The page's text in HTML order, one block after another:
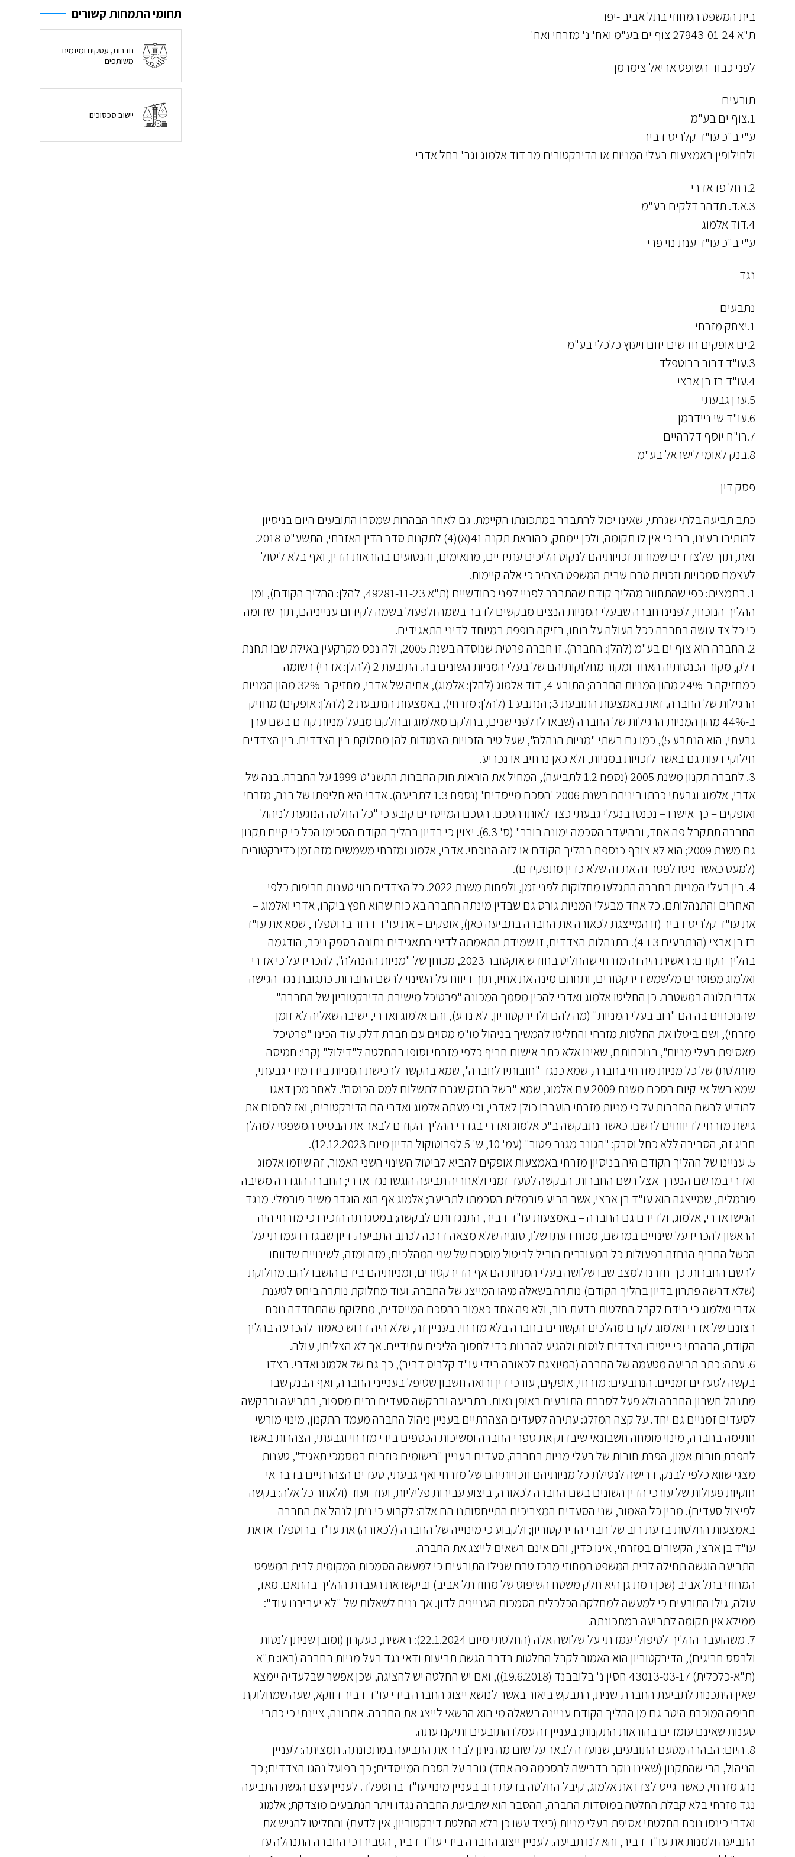
בית המשפט המחוזי בתל אביב -יפו
ת"א 27943-01-24 צוף ים בע"מ ואח' נ' מזרחי ואח'
לפני כבוד השופט אריאל צימרמן
תובעים
1.צוף ים בע"מ
ע"י ב"כ עו"ד קלריס דביר
ולחילופין באמצעות בעלי המניות או הדירקטורים מר דוד אלמוג וגב' רחל אדרי
2.רחל פז אדרי
3.א.ד. תדהר דלקים בע"מ
4.דוד אלמוג
ע"י ב"כ עו"ד ענת נוי פרי
נגד
נתבעים
1.יצחק מזרחי
2.ים אופקים חדשים יזום ויעוץ כלכלי בע"מ
3.עו"ד דרור ברוטפלד
4.עו"ד רז בן ארצי
5.ערן גבעתי
6.עו"ד שי ניידרמן
7.רו"ח יוסף דלרהיים
8.בנק לאומי לישראל בע"מ
פסק דין
כתב תביעה בלתי שגרתי, שאינו יכול להתברר במתכונתו הקיימת. גם לאחר הבהרות שמסרו התובעים היום בניסיון
להותירו בעינו, ברי כי אין לו תקומה, ולכן יימחק, כהוראת תקנה 41(א)(4) לתקנות סדר הדין האזרחי, התשע"ט-2018.
זאת, תוך שלצדדים שמורות זכויותיהם לנקוט הליכים עתידיים, מתאימים, והנטועים בהוראות הדין, ואף בלא ליטול
לעצמם סמכויות וזכויות טרם שבית המשפט הצהיר כי אלה קיימות.
1. בתמצית: כפי שהתחוור מהליך קודם שהתברר לפניי לפני כחודשיים (ת"א 49281-11-23, להלן: ההליך הקודם), ומן
ההליך הנוכחי, לפנינו חברה שבעלי המניות הנצים מבקשים לדבר בשמה ולפעול בשמה לקידום ענייניהם, תוך שדומה
כי כל צד עושה בחברה ככל העולה על רוחו, בזיקה רופפת במיוחד לדיני התאגידים.
2. החברה היא צוף ים בע"מ (להלן: החברה). זו חברה פרטית שנוסדה בשנת 2005, ולה נכס מקרקעין באילת שבו תחנת
דלק, מקור הכנסותיה האחד ומקור מחלוקותיהם של בעלי המניות השונים בה. התובעת 2 (להלן: אדרי) רשומה
כמחזיקה ב-24% מהון המניות החברה; התובע 4, דוד אלמוג (להלן: אלמוג), אחיה של אדרי, מחזיק ב-32% מהון המניות
הרגילות של החברה, זאת באמצעות התובעת 3; הנתבע 1 (להלן: מזרחי), באמצעות הנתבעת 2 (להלן: אופקים) מחזיק
ב-44% מהון המניות הרגילות של החברה (שבאו לו לפני שנים, בחלקם מאלמוג ובחלקם מבעל מניות קודם בשם ערן
גבעתי, הוא הנתבע 5), כמו גם בשתי "מניות הנהלה", שעל טיב הזכויות הצמודות להן מחלוקת בין הצדדים. בין הצדדים
חילוקי דעות גם באשר לזכויות במניות, ולא כאן נרחיב או נכריע.
3. לחברה תקנון משנת 2005 (נספח 1.2 לתביעה), המחיל את הוראות חוק החברות התשנ"ט-1999 על החברה. בנה של
אדרי, אלמוג וגבעתי כרתו ביניהם בשנת 2006 'הסכם מייסדים' (נספח 1.3 לתביעה). אדרי היא חליפתו של בנה, מזרחי
ואופקים – כך אישרו – נכנסו בנעלי גבעתי כצד לאותו הסכם. הסכם המייסדים קובע כי "כל החלטה הנוגעת לניהול
החברה תתקבל פה אחד, ובהיעדר הסכמה ימונה בורר" (ס' 6.3). יצוין כי בדיון בהליך הקודם הסכימו הכל כי קיים תקנון
גם משנת 2009; הוא לא צורף כנספח בהליך הקודם או לזה הנוכחי. אדרי, אלמוג ומזרחי משמשים מזה זמן כדירקטורים
(למעט כאשר ניסו לפטר זה את זה שלא כדין מתפקידם).
4. בין בעלי המניות בחברה התגלעו מחלוקות לפני זמן, ולפחות משנת 2022. כל הצדדים רווי טענות חריפות כלפי
האחרים והתנהלותם. כל אחד מבעלי המניות גורס גם שבדין מינתה החברה בא כוח שהוא חפץ ביקרו, אדרי ואלמוג –
את עו"ד קלריס דביר (זו המייצגת לכאורה את החברה בתביעה כאן), אופקים – את עו"ד דרור ברוטפלד, שמא את עו"ד
רז בן ארצי (הנתבעים 3 ו-4). התנהלות הצדדים, זו שמידת התאמתה לדיני התאגידים נתונה בספק ניכר, הודגמה
בהליך הקודם: ראשית היה זה מזרחי שהחליט בחודש אוקטובר 2023, מכוחן של "מניות ההנהלה", להכריז על כי אדרי
ואלמוג מפוטרים מלשמש דירקטורים, ותחתם מינה את אחיו, תוך דיווח על השינוי לרשם החברות. כתגובת נגד הגישה
אדרי תלונה במשטרה. כן החליטו אלמוג ואדרי להכין מסמך המכונה "פרטיכל מישיבת הדירקטוריון של החברה"
שהנוכחים בה הם "רוב בעלי המניות" (מה להם ולדירקטוריון, לא נדע), והם אלמוג ואדרי, ישיבה שאליה לא זומן
מזרחי), ושם ביטלו את החלטות מזרחי והחליטו להמשיך בניהול מו"מ מסוים עם חברת דלק. עוד הכינו "פרטיכל
מאסיפת בעלי מניות", בנוכחותם, שאינו אלא כתב אישום חריף כלפי מזרחי וסופו בהחלטה ל"דילול" (קרי: חמיסה
מוחלטת) של כל מניות מזרחי בחברה, שמא כנגד "חובותיו לחברה", שמא בהקשר לרכישת המניות בידו מידי גבעתי,
שמא בשל אי-קיום הסכם משנת 2009 עם אלמוג, שמא "בשל הנזק שגרם לתשלום למס הכנסה". לאחר מכן דאגו
להודיע לרשם החברות על כי מניות מזרחי הועברו כולן לאדרי, וכי מעתה אלמוג ואדרי הם הדירקטורים, ואז לחסום את
גישת מזרחי לדיווחים לרשם. כאשר נתבקשה ב"כ אלמוג ואדרי בגדרי ההליך הקודם לבאר את הבסיס המשפטי למהלך
חריג זה, הסבירה ללא כחל וסרק: "הגונב מגנב פטור" (עמ' 10, ש' 5 לפרוטוקול הדיון מיום 12.12.2023).
5. עניינו של ההליך הקודם היה בניסיון מזרחי באמצעות אופקים להביא לביטול השינוי השני האמור, זה שיזמו אלמוג
ואדרי במרשם הנערך אצל רשם החברות. הבקשה לסעד זמני ולאחריה תביעה הוגשו נגד אדרי; החברה הוגדרה משיבה
פורמלית, שמייצגה הוא עו"ד בן ארצי, אשר הביע פורמלית הסכמתו לתביעה; אלמוג אף הוא הוגדר משיב פורמלי. מנגד
הגישו אדרי, אלמוג, ולדידם גם החברה – באמצעות עו"ד דביר, התנגדותם לבקשה; במסגרתה הזכירו כי מזרחי היה
הראשון להכריז על שינויים במרשם, מכוח דעתו שלו, סוגיה שלא מצאה דרכה לכתב התביעה. דיון שבגדרו עמדתי על
הכשל החריף הנחזה בפעולות כל המעורבים הוביל לביטול מוסכם של שני המהלכים, מזה ומזה, לשינויים שדווחו
לרשם החברות. כך חזרנו למצב שבו שלושה בעלי המניות הם אף הדירקטורים, ומניותיהם בידם הושבו להם. מחלוקת
(שלא דרשה פתרון בדיון בהליך הקודם) נותרה בשאלה מיהו המייצג של החברה. ועוד מחלוקת נותרה ביחס לטענת
אדרי ואלמוג כי בידם לקבל החלטות בדעת רוב, ולא פה אחד כאמור בהסכם המייסדים, מחלוקת שהתחדדה נוכח
רצונם של אדרי ואלמוג לקדם מהלכים הקשורים בחברה בלא מזרחי. בעניין זה, שלא היה דרוש כאמור להכרעה בהליך
הקודם, הבהרתי כי ייטיבו הצדדים לנסות ולהגיע להבנות כדי לחסוך הליכים עתידיים. אך לא הצליחו, עולה.
6. עתה: כתב תביעה מטעמה של החברה (המיוצגת לכאורה בידי עו"ד קלריס דביר), כך גם של אלמוג ואדרי. בצדו
בקשה לסעדים זמניים. הנתבעים: מזרחי, אופקים, עורכי דין ורואה חשבון שטיפל בענייני החברה, ואף הבנק שבו
מתנהל חשבון החברה ולא פעל לסברת התובעים באופן נאות. בתביעה ובבקשה סעדים רבים מספור, בתביעה ובבקשה
לסעדים זמניים גם יחד. על קצה המזלג: עתירה לסעדים הצהרתיים בעניין ניהול החברה מעמד התקנון, מינוי מורשי
חתימה בחברה, מינוי מומחה חשבונאי שיבדוק את ספרי החברה ומשיכות הכספים בידי מזרחי וגבעתי, הצהרות באשר
להפרת חובות אמון, הפרת חובות של בעלי מניות בחברה, סעדים בעניין "רישומים כוזבים במסמכי תאגיד", טענות
מצגי שווא כלפי לבנק, דרישה לנטילת כל מניותיהם וזכויותיהם של מזרחי ואף גבעתי, סעדים הצהרתיים בדבר אי
חוקיות פעולות של עורכי הדין השונים בשם החברה לכאורה, ביצוע עבירות פליליות, ועוד ועוד (ולאחר כל אלה: בקשה
לפיצול סעדים). מבין כל האמור, שני הסעדים המצריכים התייחסותנו הם אלה: לקבוע כי ניתן לנהל את החברה
באמצעות החלטות בדעת רוב של חברי הדירקטוריון; ולקבוע כי מינוייה של החברה (לכאורה) את עו"ד ברוטפלד או את
עו"ד בן ארצי, הקשורים במזרחי, אינו כדין, והם אינם רשאים לייצג את החברה.
התביעה הוגשה תחילה לבית המשפט המחוזי מרכז טרם שגילו התובעים כי למעשה הסמכות המקומית לבית המשפט
המחוזי בתל אביב (שכן רמת גן היא חלק משטח השיפוט של מחוז תל אביב) וביקשו את העברת ההליך בהתאם. מאז,
עולה, גילו התובעים כי למעשה למחלקה הכלכלית הסמכות העניינית לדון. אך נניח לשאלות של "לא יעבירנו עוד":
ממילא אין תקומה לתביעה במתכונתה.
7. משהועבר ההליך לטיפולי עמדתי על שלושה אלה (החלטתי מיום 22.1.2024): ראשית, כעקרון (ומובן שניתן לנסות
ולבסס חריגים), הדירקטוריון הוא האמור לקבל החלטות בדבר הגשת תביעות ודאי נגד בעל מניות בחברה (ראו: ת"א
(ת"א-כלכלית) 43013-03-17 חסין נ' בלובבנד (19.6.2018)), ואם יש החלטה יש להציגה, שכן אפשר שבלעדיה יימצא
שאין היתכנות לתביעת החברה. שנית, התבקש ביאור באשר לנושא ייצוג החברה בידי עו"ד דביר דווקא, שעה שמחלוקת
חריפה המוכרת היטב גם מן ההליך הקודם עניינה בשאלה מי הוא הרשאי לייצג את החברה. אחרונה, ציינתי כי כתבי
טענות שאינם עומדים בהוראות התקנות; בעניין זה עמלו התובעים ותיקנו עתה.
8. היום: הבהרה מטעם התובעים, שנועדה לבאר על שום מה ניתן לברר את התביעה במתכונתה. תמציתה: לעניין
הניהול, הרי שהתקנון (שאינו נוקב בדרישה להסכמה פה אחד) גובר על הסכם המייסדים; כך בפועל נהגו הצדדים; כך
נהג מזרחי, כאשר גייס לצדו את אלמוג, קיבל החלטה בדעת רוב בעניין מינוי עו"ד ברוטפלד. לעניין עצם הגשת התביעה
נגד מזרחי בלא קבלת החלטה במוסדות החברה, ההסבר הוא שתביעת החברה נגדו ויתר הנתבעים מוצדקת; אלמוג
ואדרי כינסו נוכח החלטתי אסיפת בעלי מניות (כיצד עשו כן בלא החלטת דירקטוריון, אין לדעת) והחליטו להגיש את
התביעה ולמנות את עו"ד דביר, והא לנו תביעה. לעניין ייצוג החברה בידי עו"ד דביר, הסבירו כי החברה התנהלה עד
תחומי התמחות קשורים
חברות, עסקים ומיזמים
משותפים
יישוב סכסוכים